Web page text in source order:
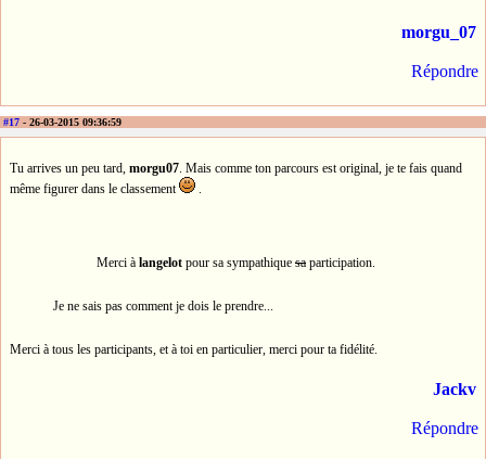
morgu_07
Répondre
#17 - 26-03-2015 09:36:59
Tu arrives un peu tard, morgu07. Mais comme ton parcours est original, je te fais quand
même figurer dans le classement
.
Merci à langelot pour sa sympathique sa participation.
Je ne sais pas comment je dois le prendre...
Merci à tous les participants, et à toi en particulier, merci pour ta fidélité.
Jackv
Répondre